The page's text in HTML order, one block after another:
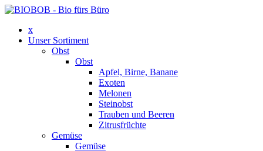
x
Unser Sortiment
Obst
Obst
Apfel, Birne, Banane
Exoten
Melonen
Steinobst
Trauben und Beeren
Zitrusfrüchte
Gemüse
Gemüse